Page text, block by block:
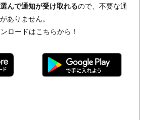
んで通知が受け取れるので、不要な通
ありません。
ロードはこちらから！